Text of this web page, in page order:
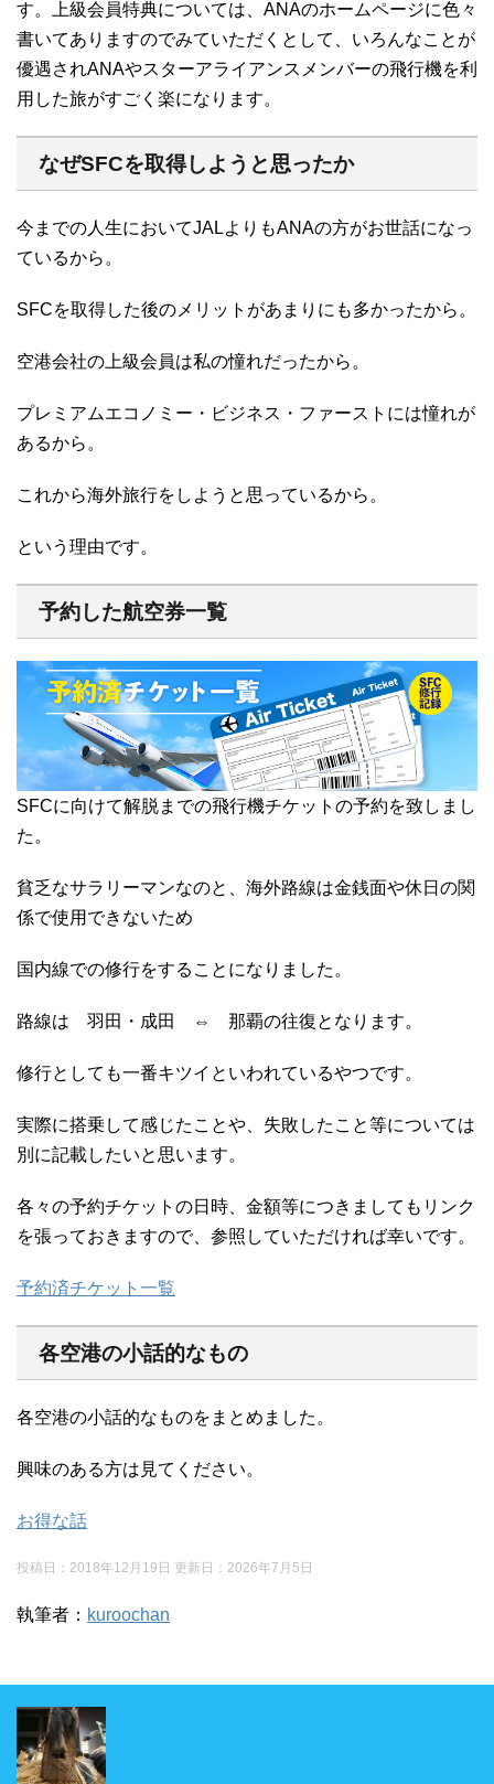
す。上級会員特典については、ANAのホームページに色々
書いてありますのでみていただくとして、いろんなことが
優遇されANAやスターアライアンスメンバーの飛行機を利
用した旅がすごく楽になります。
なぜSFCを取得しようと思ったか
今までの人生においてJALよりもANAの方がお世話になっ
ているから。
SFCを取得した後のメリットがあまりにも多かったから。
空港会社の上級会員は私の憧れだったから。
プレミアムエコノミー・ビジネス・ファーストには憧れが
あるから。
これから海外旅行をしようと思っているから。
という理由です。
予約した航空券一覧
SFCに向けて解脱までの飛行機チケットの予約を致しまし
た。
貧乏なサラリーマンなのと、海外路線は金銭面や休日の関
係で使用できないため
国内線での修行をすることになりました。
路線は 羽田・成田 ⇔ 那覇の往復となります。
修行としても一番キツイといわれているやつです。
実際に搭乗して感じたことや、失敗したこと等については
別に記載したいと思います。
各々の予約チケットの日時、金額等につきましてもリンク
を張っておきますので、参照していただければ幸いです。
予約済チケット一覧
各空港の小話的なもの
各空港の小話的なものをまとめました。
興味のある方は見てください。
お得な話
投稿日：2018年12月19日 更新日： 2026年7月5日
執筆者： kuroochan